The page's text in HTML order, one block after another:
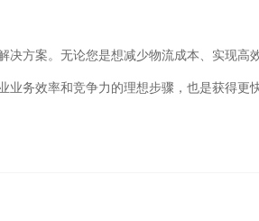
方案。无论您是想减少物流成本、实现
务效率和竞争力的理想步骤，也是获得更